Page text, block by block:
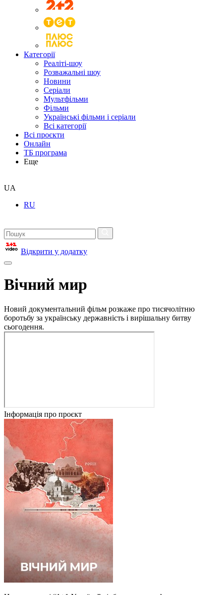
Категорії
Реаліті-шоу
Розважальні шоу
Новини
Серіали
Мультфільми
Фільми
Українські фільми і серіали
Всі категорії
Всі проєкти
Онлайн
ТБ програма
Еще
UA
RU
Відкрити у додатку
Вічний мир
Новий документальний фільм розкаже про тисячолітню
боротьбу за українську державність і вирішальну битву
сьогодення.
Інформація про проєкт